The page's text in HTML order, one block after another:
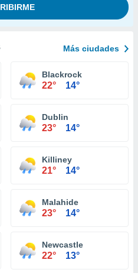
Más ciudades
Blackrock
22° 14°
Dublin
23° 14°
Killiney
21° 14°
Malahide
23° 14°
Newcastle
22° 13°